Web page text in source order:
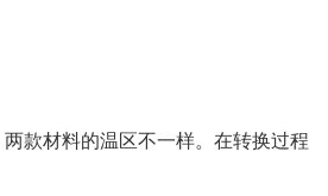
两款材料的温区不一样。在转换过程